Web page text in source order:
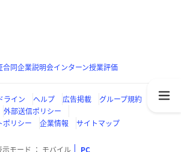
合同企業説明会インターン授業評価
ライン ヘルプ 広告掲載
グループ規約
外部送信ポリシー
ポリシー
企業情報 サイトマップ
示モード モバイル PC